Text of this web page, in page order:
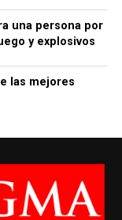
una persona por
y explosivos
las mejores